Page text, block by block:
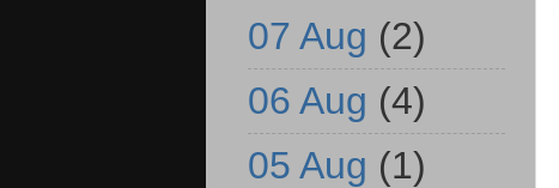
07 Aug (2)
06 Aug (4)
05 Aug (1)